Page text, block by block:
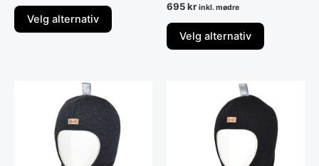
Velg alternativ
695kr inkl. mødre
Velg alternativ
produktet
har
flere
varianter.
produktet
har
flere
varianter.